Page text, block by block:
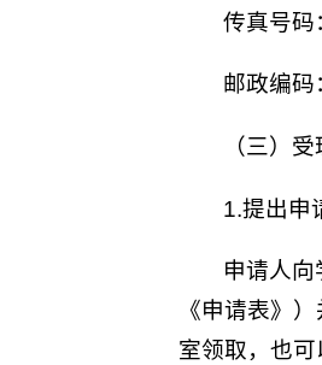
传真号
邮政编
（三）
1.提出申
申请人
《申请表》
室领取，也